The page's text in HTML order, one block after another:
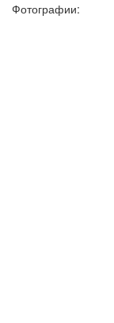
Фотографии: